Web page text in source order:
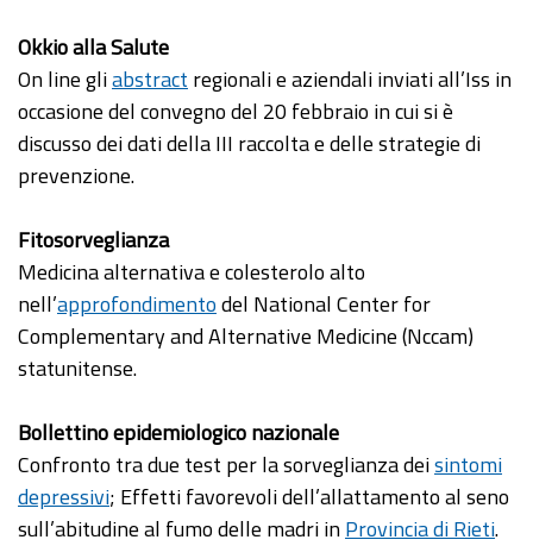
Okkio alla Salute
On line gliabstract regionali e aziendali inviati all’Iss in
occasione del convegno del 20 febbraio in cui si è
discusso dei dati della III raccolta e delle strategie di
prevenzione.
Fitosorveglianza
Medicina alternativa e colesterolo alto
nell’approfondimentodel National Center for
Complementary and Alternative Medicine (Nccam)
statunitense.
Bollettino epidemiologico nazionale
Confronto tra due test per la sorveglianza deisintomi
depressivi; Effetti favorevoli dell’allattamento al seno
sull’abitudine al fumo delle madri inProvincia di Rieti.